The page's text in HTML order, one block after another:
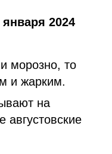
2024
морозно, то
и жарким.
на